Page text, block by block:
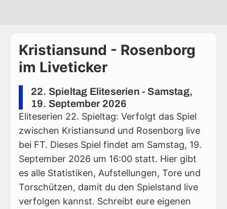
Kristiansund - Rosenborg
im Liveticker
22. Spieltag Eliteserien - Samstag,
19. September 2026
Eliteserien 22. Spieltag: Verfolgt das Spiel
zwischen Kristiansund und Rosenborg live
bei FT. Dieses Spiel findet am Samstag, 19.
September 2026 um 16:00 statt. Hier gibt
es alle Statistiken, Aufstellungen, Tore und
Torschützen, damit du den Spielstand live
verfolgen kannst. Schreibt eure eigenen